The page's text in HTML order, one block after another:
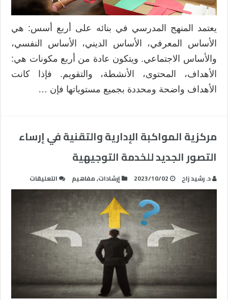
يعتمد المنهج المدرسي في بنائه على أربع أسس: هي
الأساس المعرفي، الأساس الديني، الأساس النفسي،
والأساس الاجتماعي. ويتكون عادة من أربع مكونات هي:
الأهداف، المحتوى، الأنشطة، والتقويم. فإذا كانت
الأهداف واضحة ومحددة بجميع مستوياتها فإن …
مركزية المواكبة الإدارية والتقنية في إرساء
التصور الجديد للخدمة التوجيهية
د. رشيد زاح 2023/10/02 إرشادات,مفاهيم التعليقات
مركزية
للخدمة